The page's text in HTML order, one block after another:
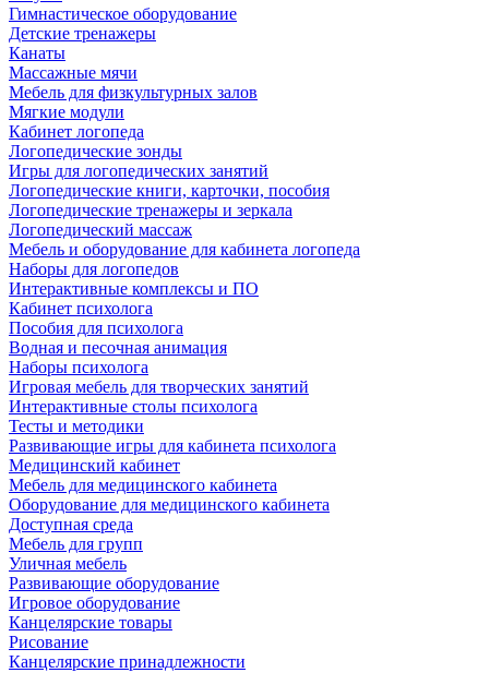
Гимнастическое оборудование
Детские тренажеры
Канаты
Массажные мячи
Мебель для физкультурных залов
Мягкие модули
Кабинет логопеда
Логопедические зонды
Игры для логопедических занятий
Логопедические книги, карточки, пособия
Логопедические тренажеры и зеркала
Логопедический массаж
Мебель и оборудование для кабинета логопеда
Наборы для логопедов
Интерактивные комплексы и ПО
Кабинет психолога
Пособия для психолога
Водная и песочная анимация
Наборы психолога
Игровая мебель для творческих занятий
Интерактивные столы психолога
Тесты и методики
Развивающие игры для кабинета психолога
Медицинский кабинет
Мебель для медицинского кабинета
Оборудование для медицинского кабинета
Доступная среда
Мебель для групп
Уличная мебель
Развивающие оборудование
Игровое оборудование
Канцелярские товары
Рисование
Канцелярские принадлежности